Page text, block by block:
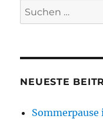
Suchen
nach:
NEUESTE